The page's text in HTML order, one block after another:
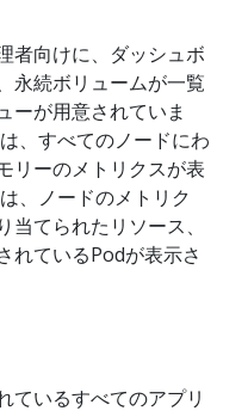
者向けに、ダッシュボ
永続ボリュームが一覧
ーが用意されていま
、すべてのノードにわ
リーのメトリクスが表
、ノードのメトリク
てられたリソース、
れているPodが表示さ
ているすべてのアプリ